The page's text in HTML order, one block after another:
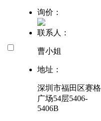
询价：
联系人：
曹小姐
地址：
深圳市福田区赛格
广场54层5406-
5406B